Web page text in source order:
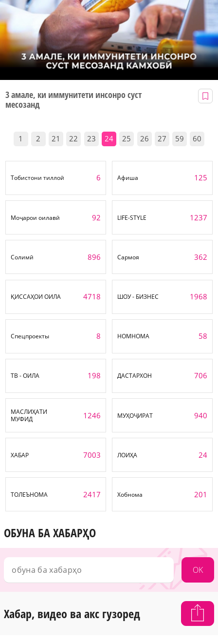
3 амале, ки иммунитети инсонро суст
месозанд
1 2 21 22 23 24 25 26 27 59 60
Тобистони тиллоӣ 6 Афиша 125
Моҷарои оилавӣ 92 LIFE-STYLE 1237
Солимӣ 896 Сармоя 362
ҚИССАҲОИ ОИЛА 4718 ШОУ - БИЗНЕС 1968
Спецпроекты 8 НОМНОМА 58
ТВ - ОИЛА 198 ДАСТАРХОН 706
МАСЛИҲАТИ
МУФИД
1246 МУҲОҶИРАТ 940
ХАБАР 7003 ЛОИҲА 24
ТОЛЕЪНОМА 2417 Хобнома 201
ОБУНА БА ХАБАРҲО
OK
Хабар, видео ва акс гузоред